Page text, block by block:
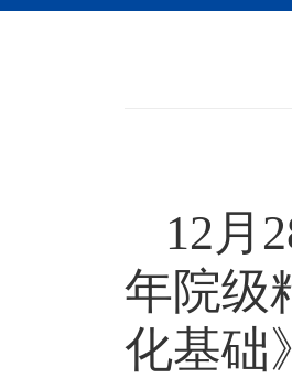
12月
年院级
化基础